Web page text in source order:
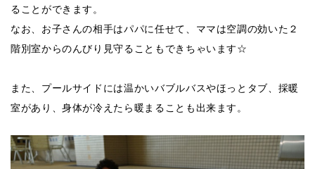
ることができます。
なお、お子さんの相手はパパに任せて、ママは空調の効いた２
階別室からのんびり見守ることもできちゃいます☆
また、プールサイドには温かいバブルバスやほっとタブ、採暖
室があり、身体が冷えたら暖まることも出来ます。